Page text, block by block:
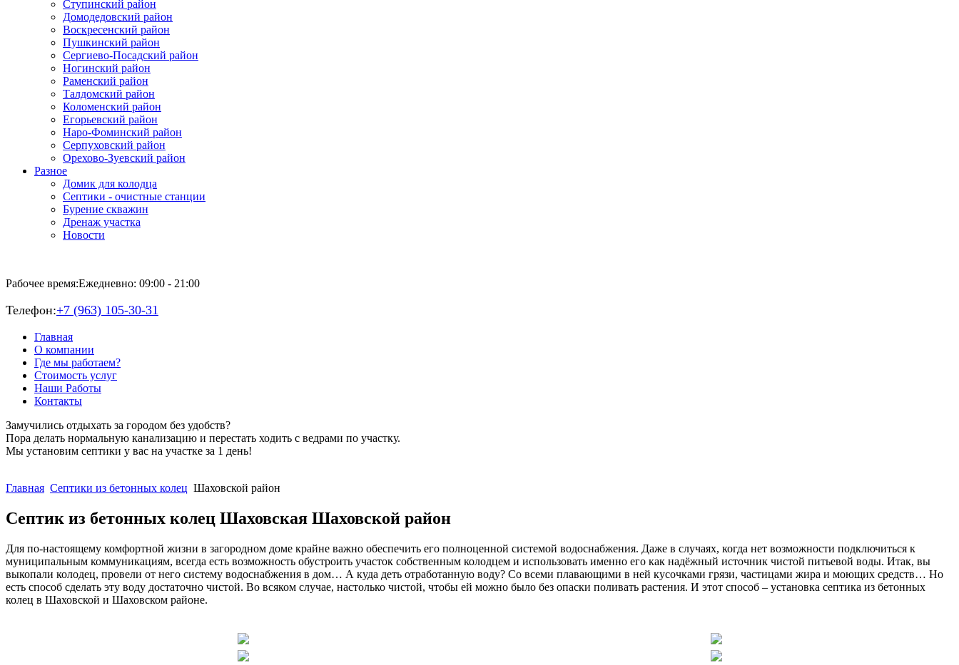
Ступинский район
Домодедовский район
Воскресенский район
Пушкинский район
Сергиево-Посадский район
Ногинский район
Раменский район
Талдомский район
Коломенский район
Егорьевский район
Наро-Фоминский район
Серпуховский район
Орехово-Зуевский район
Разное
Домик для колодца
Септики - очистные станции
Бурение скважин
Дренаж участка
Новости
Рабочее время:Ежедневно: 09:00 - 21:00
Телефон:+7 (963) 105-30-31
Главная
О компании
Где мы работаем?
Стоимость услуг
Наши Работы
Контакты
Замучились отдыхать за городом без удобств?
Пора делать нормальную канализацию и перестать ходить с ведрами по участку.
Мы установим септики у вас на участке за 1 день!
Главная Септики из бетонных колец Шаховской район
Септик из бетонных колец Шаховская Шаховской район
Для по-настоящему комфортной жизни в загородном доме крайне важно обеспечить его полноценной системой водоснабжения. Даже в случаях, когда нет возможности подключиться к
муниципальным коммуникациям, всегда есть возможность обустроить участок собственным колодцем и использовать именно его как надёжный источник чистой питьевой воды. Итак, вы
выкопали колодец, провели от него систему водоснабжения в дом… А куда деть отработанную воду? Со всеми плавающими в ней кусочками грязи, частицами жира и моющих средств… Но
есть способ сделать эту воду достаточно чистой. Во всяком случае, настолько чистой, чтобы ей можно было без опаски поливать растения. И этот способ – установка септика из бетонных
колец в Шаховской и Шаховском районе.